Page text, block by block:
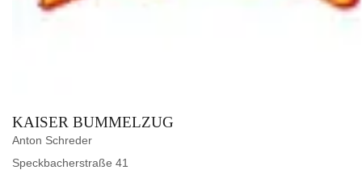
KAISER BUMMELZUG
Anton Schreder
Speckbacherstraße 41